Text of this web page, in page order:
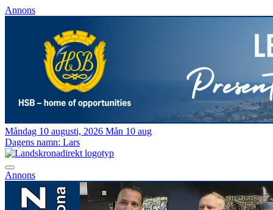
Annons
Måndag 10 augusti, 2026 Mån 10 aug
Dagens namn: Lars
Annons